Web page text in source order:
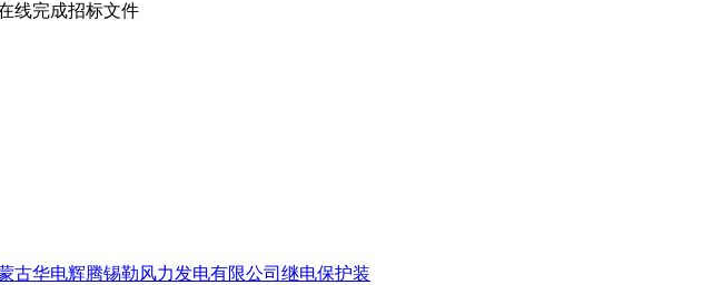
线完成招标文件
古华电辉腾锡勒风力发电有限公司继电保护装